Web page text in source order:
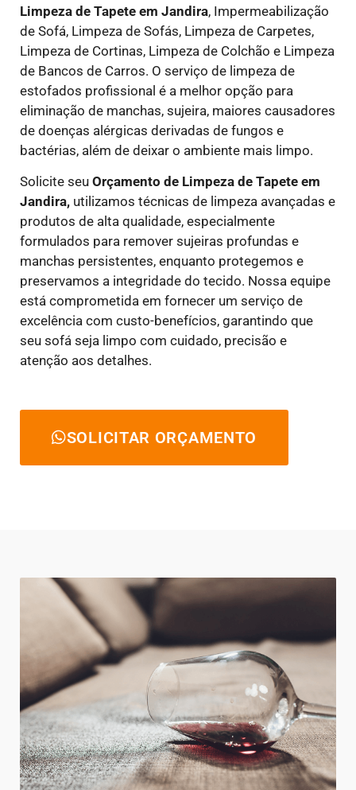
Limpeza de Tapete em Jandira, Impermeabilização
de Sofá, Limpeza de Sofás, Limpeza de Carpetes,
Limpeza de Cortinas, Limpeza de Colchão e Limpeza
de Bancos de Carros. O serviço de limpeza de
estofados profissional é a melhor opção para
eliminação de manchas, sujeira, maiores causadores
de doenças alérgicas derivadas de fungos e
bactérias, além de deixar o ambiente mais limpo.
Solicite seu Orçamento de Limpeza de Tapete em
Jandira, utilizamos técnicas de limpeza avançadas e
produtos de alta qualidade, especialmente
formulados para remover sujeiras profundas e
manchas persistentes, enquanto protegemos e
preservamos a integridade do tecido. Nossa equipe
está comprometida em fornecer um serviço de
excelência com custo-benefícios, garantindo que
seu sofá seja limpo com cuidado, precisão e
atenção aos detalhes.
SOLICITAR ORÇAMENTO